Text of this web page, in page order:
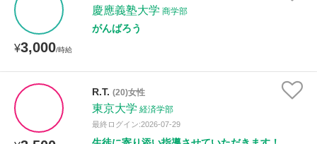
¥3,000/時給
慶應義塾大学 商学部
がんばろう
R.T. (20)女性
東京大学 経済学部
最終ログイン:2026-07-29